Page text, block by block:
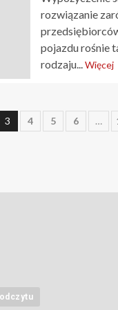
rozwiązanie
pojazdu rośnie
rodzaju...Więcej
3 4 5 6 …